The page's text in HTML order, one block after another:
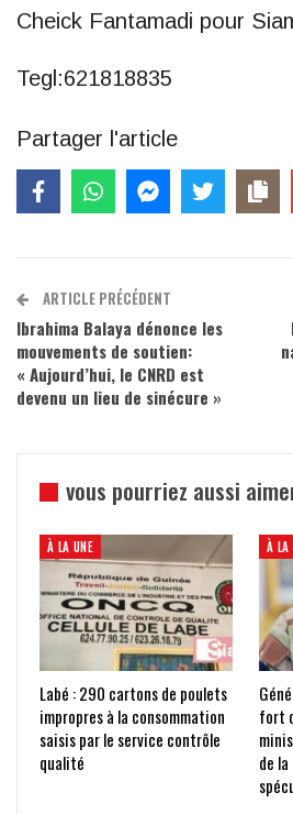
Cheick Fantamadi pour
Tegl:621818835
Partager l'article
ARTICLE PRÉCÉDENT
Ibrahima Balaya dénonce les
mouvements de soutien:
« Aujourd’hui, le CNRD est
devenu un lieu de sinécure »
vous pourriez aussi
À LA UNE
Labé : 290 cartons de poulets
impropres à la consommation
saisis par le service contrôle
qualité
À LA
fort
de